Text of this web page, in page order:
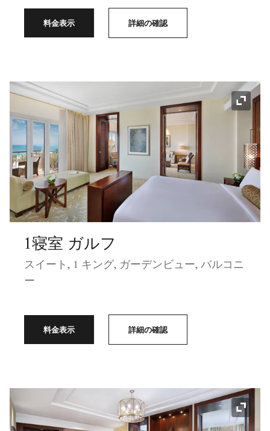
料金表示 詳細の確認
アイ
1寝室 ガルフ
スイート, 1 キング, ガーデンビュー, バルコニ
ー
料金表示 詳細の確認
アイ